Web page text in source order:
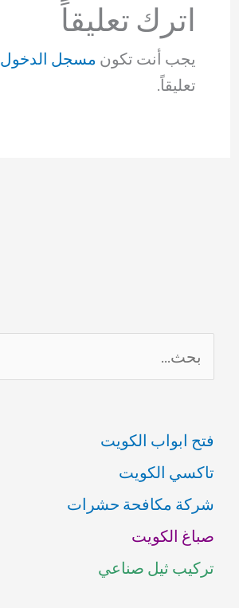
اترك تعليقاً
يجب أنت تكون مسجل الدخول
تعليقاً.
ل
ح
ث
ع
ن
:
فتح ابواب الكويت
تاكسي الكويت
شركة مكافحة حشرات
صباغ الكويت
تركيب ثيل صناعي